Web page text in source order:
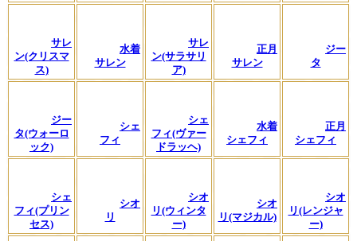
サレ
ン(クリスマ
ス)
水着
サレン
サレ
ン(サラサリ
ア)
正月
サレン
ジー
タ
ジー
タ(ウォーロ
ック)
シェ
フィ
シェ
フィ(ヴァー
ドラッヘ)
水着
シェフィ
正月
シェフィ
シェ
フィ(プリン
セス)
シオ
リ
シオ
リ(ウィンタ
ー)
シオ
リ(マジカル)
シオ
リ(レンジャ
ー)